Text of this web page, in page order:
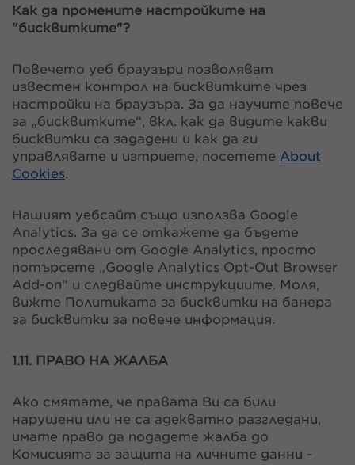
Как да промените настройките на
"бисквитките"?
Повечето уеб браузъри позволяват
известен контрол на бисквитките чрез
настройки на браузъра. За да научите повече
за „бисквитките“, вкл. как да видите какви
бисквитки са зададени и как да ги
управлявате и изтриете, посетете About
Cookies.
Нашият уебсайт също използва Google
Analytics. За да се откажете да бъдете
проследявани от Google Analytics, просто
потърсете „Google Analytics Opt-Out Browser
Add-on“ и следвайте инструкциите. Моля,
вижте Политиката за бисквитки на банера
за бисквитки за повече информация.
1.11. ПРАВО НА ЖАЛБА
Ако смятате, че правата Ви са били
нарушени или не са адекватно разгледани,
имате право да подадете жалба до
Комисията за защита на личните данни -